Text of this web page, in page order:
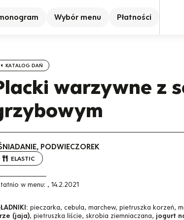
Wybór menu Płatności
KATALOG DAŃ
warzywne z
PODWIECZOREK
ELASTIC
w menu: , 14.2.2021
pieczarka, cebula, marchew, pietruszka korzeń,
(jaja), pietruszka liście, skrobia ziemniaczana, jogurt